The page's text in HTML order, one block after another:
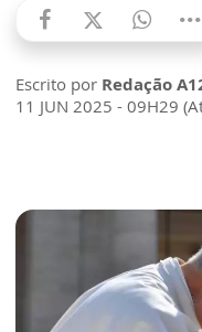
Escrito por Redação
11 JUN 2025 - 09H29